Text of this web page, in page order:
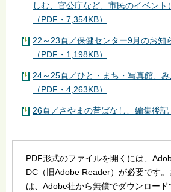
しむ、官公庁など、市民のイベント
（PDF・7,354KB）
22～23頁／保健センター9月のお知
（PDF・1,198KB）
24～25頁／ひと・まち・写真館、
（PDF・4,263KB）
26頁／さやまの昔ばなし、編集後記
PDF形式のファイルを開くには、
DC（旧Adobe Reader）が必要です
は、Adobe社から無償でダウンロード